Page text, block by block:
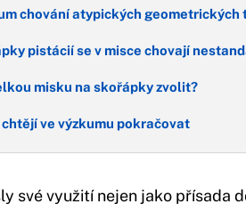
chování atypických geometrických
pistácií se v misce chovají
misku na skořápky zvolit?
chtějí ve výzkumu pokračovat
své využití nejen jako přísada